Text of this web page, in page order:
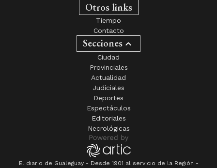
Otros links
Tiempo
Contacto
Secciones
Ciudad
Provinciales
Actualidad
Judiciales
Deportes
Espectáculos
Editoriales
Necrológicas
El diario de Gualeguay - Desde 1901 al servicio de la Región -